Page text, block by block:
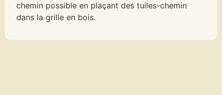
chemin possible en plaçant des tuiles-chemin
dans la grille en bois.